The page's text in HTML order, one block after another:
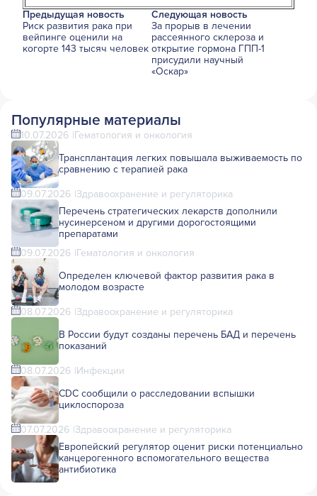
Предыдущая новость
Риск развития рака при
вейпинге оценили на
когорте 143 тысяч человек
Следующая новость
За прорыв в лечении
рассеянного склероза и
открытие гормона ГПП-1
присудили научный
«Оскар»
Популярные материалы
10.07.2026 Гематология и онкология
Трансплантация легких повышала выживаемость по
сравнению с терапией рака
09.07.2026 Здравоохранение и регуляторика
Перечень стратегических лекарств дополнили
нусинерсеном и другими дорогостоящими
препаратами
09.07.2026 Гематология и онкология
Определен ключевой фактор развития рака в
молодом возрасте
08.07.2026 Здравоохранение и регуляторика
В России будут созданы перечень БАД и перечень
показаний
08.07.2026 Инфекции
CDC сообщили о расследовании вспышки
циклоспороза
07.07.2026 Здравоохранение и регуляторика
Европейский регулятор оценит риски потенциально
канцерогенного вспомогательного вещества
антибиотика